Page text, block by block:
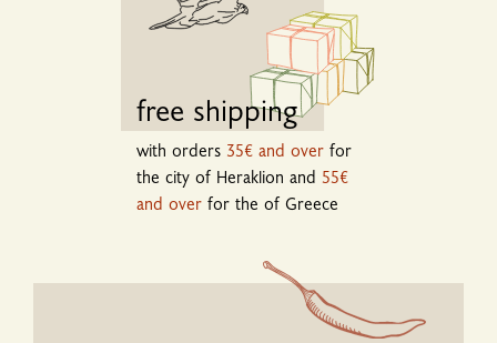
free shipping
with orders 35€ and over for
the city of Heraklion and 55€
and over for the of Greece